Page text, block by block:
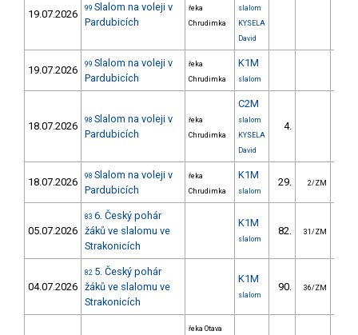
19.07.2026 99 Slalom na voleji v
Pardubicích
řeka
Chrudimka
slalom
KYSELA
David
19.07.2026 99 Slalom na voleji v
Pardubicích
řeka
Chrudimka
K1M
slalom
18.07.2026 98 Slalom na voleji v
Pardubicích
řeka
Chrudimka
C2M
slalom
KYSELA
David
4.
18.07.2026 98 Slalom na voleji v
Pardubicích
řeka
Chrudimka
K1M
slalom
29. 2/ZM
05.07.2026
83 6. Český pohár
žáků ve slalomu ve
Strakonicích
K1M
slalom
82. 31/ZM
04.07.2026
82 5. Český pohár
žáků ve slalomu ve
Strakonicích
K1M
slalom
90. 36/ZM
řeka Otava